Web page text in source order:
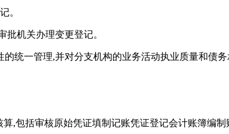
。
机关办理变更登记。
统一管理,并对分支机构的业务活动执业质量和债务
,包括审核原始凭证填制记账凭证登记会计账簿编制